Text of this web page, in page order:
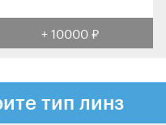
+ 10000 ₽
тип линз